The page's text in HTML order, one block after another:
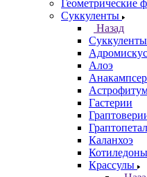
Геометрические
Суккуленты
Назад
Суккуленты
Адромискус
Алоэ
Гастерии
Каланхоэ
Котиледоны
Крассулы